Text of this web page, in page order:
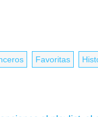
Favoritas